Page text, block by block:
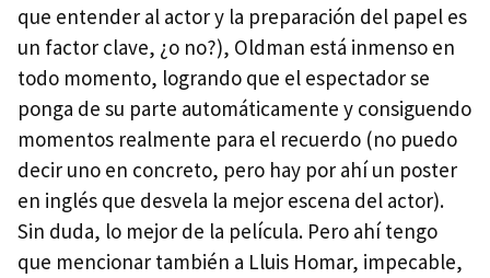
que entender al actor y la preparación del papel es
un factor clave, ¿o no?), Oldman está inmenso en
todo momento, logrando que el espectador se
ponga de su parte automáticamente y consiguendo
momentos realmente para el recuerdo (no puedo
decir uno en concreto, pero hay por ahí un poster
en inglés que desvela la mejor escena del actor).
Sin duda, lo mejor de la película. Pero ahí tengo
que mencionar también a Lluis Homar, impecable,